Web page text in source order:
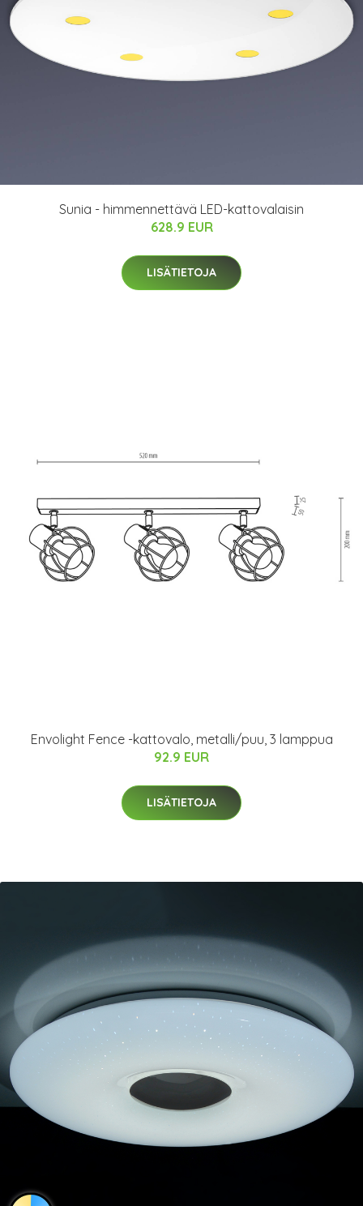
Sunia - himmennettävä LED-kattovalaisin
628.9 EUR
LISÄTIETOJA
Envolight Fence -kattovalo, metalli/puu, 3 lamppua
92.9 EUR
LISÄTIETOJA